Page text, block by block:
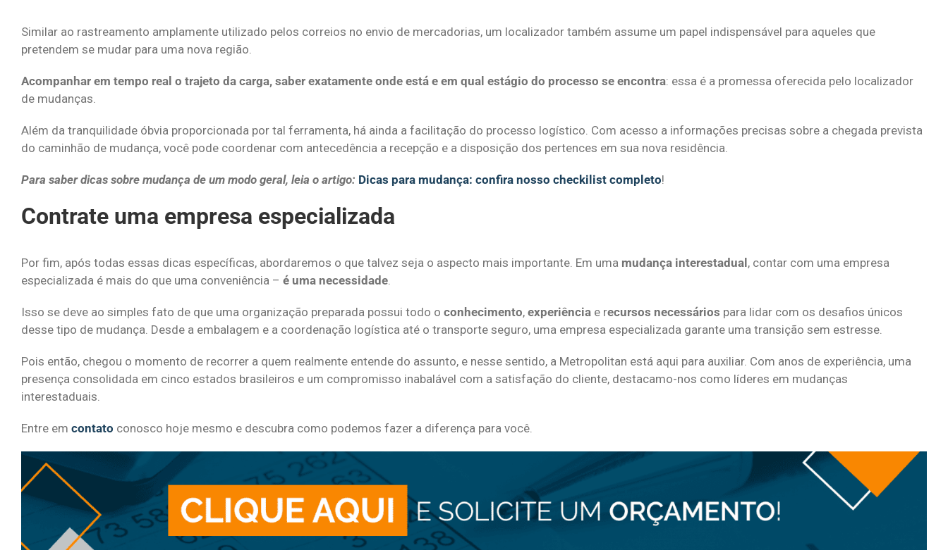
Similar ao rastreamento amplamente utilizado pelos correios no envio de mercadorias, um localizador também assume um papel indispensável para aqueles que
pretendem se mudar para uma nova região.
Acompanhar em tempo real o trajeto da carga, saber exatamente onde está e em qual estágio do processo se encontra: essa é a promessa oferecida pelo localizador
de mudanças.
Além da tranquilidade óbvia proporcionada por tal ferramenta, há ainda a facilitação do processo logístico. Com acesso a informações precisas sobre a chegada prevista
do caminhão de mudança, você pode coordenar com antecedência a recepção e a disposição dos pertences em sua nova residência.
Para saber dicas sobre mudança de um modo geral, leia o artigo: Dicas para mudança: confira nosso checkilist completo!
Contrate uma empresa especializada
Por fim, após todas essas dicas específicas, abordaremos o que talvez seja o aspecto mais importante. Em uma mudança interestadual , contar com uma empresa
especializada é mais do que uma conveniência – é uma necessidade.
Isso se deve ao simples fato de que uma organização preparada possui todo o conhecimento, experiência e recursos necessários para lidar com os desafios únicos
desse tipo de mudança. Desde a embalagem e a coordenação logística até o transporte seguro, uma empresa especializada garante uma transição sem estresse.
Pois então, chegou o momento de recorrer a quem realmente entende do assunto, e nesse sentido, a Metropolitan está aqui para auxiliar. Com anos de experiência, uma
presença consolidada em cinco estados brasileiros e um compromisso inabalável com a satisfação do cliente, destacamo-nos como líderes em mudanças
interestaduais.
Entre em contato conosco hoje mesmo e descubra como podemos fazer a diferença para você.